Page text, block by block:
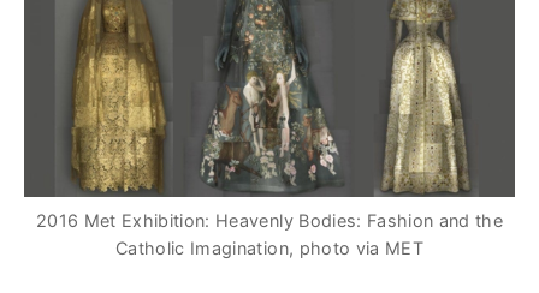
2016 Met Exhibition: Heavenly Bodies: Fashion and the
Catholic Imagination, photo via MET